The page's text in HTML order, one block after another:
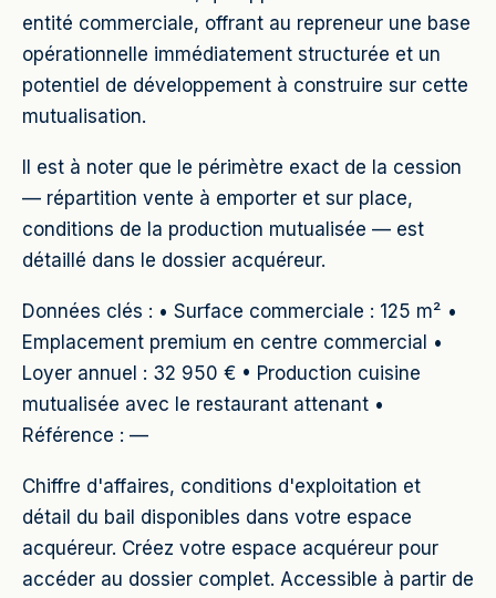
entité commerciale, offrant au repreneur une base
opérationnelle immédiatement structurée et un
potentiel de développement à construire sur cette
mutualisation.
Il est à noter que le périmètre exact de la cession
— répartition vente à emporter et sur place,
conditions de la production mutualisée — est
détaillé dans le dossier acquéreur.
Données clés : • Surface commerciale : 125 m² •
Emplacement premium en centre commercial •
Loyer annuel : 32 950 € • Production cuisine
mutualisée avec le restaurant attenant •
Référence : —
Chiffre d'affaires, conditions d'exploitation et
détail du bail disponibles dans votre espace
acquéreur. Créez votre espace acquéreur pour
accéder au dossier complet. Accessible à partir de